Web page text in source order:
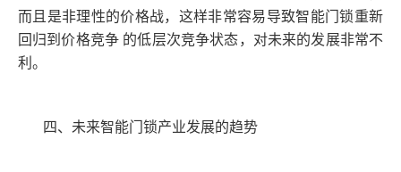
而且是非理性的价格战，这样非常容易导致智能门锁重新
回归到价格竞争 的低层次竞争状态，对未来的发展非常不
利。
四、未来智能门锁产业发展的趋势